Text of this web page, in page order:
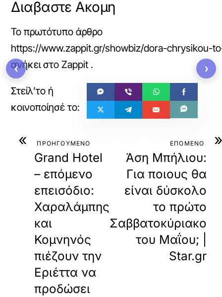
Διαβαστε Ακομη
Το πρωτότυπο άρθρο
https://www.zappit.gr/showbiz/dora-chrysikou-
ανήκει στοZappit .
« ΠΡΟΗΓΟΥΜΕΝΟ
Grand Hotel
– επόμενο
επεισόδιο:
Χαραλάμπης
και
Κομνηνός
πιέζουν την
Εριέττα να
προδώσει
ΕΠΟΜΕΝΟ
Άση Μπήλιου:
Για ποιους θα
είναι δύσκολο
το πρώτο
Σαββατοκύριακο
του Μαΐου; |
Star.gr
‹ ›